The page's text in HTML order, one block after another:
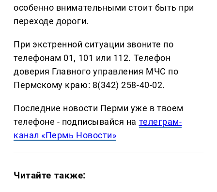
особенно внимательными стоит быть при
переходе дороги.
При экстренной ситуации звоните по
телефонам 01, 101 или 112. Телефон
доверия Главного управления МЧС по
Пермскому краю: 8(342) 258-40-02.
Последние новости Перми уже в твоем
телефоне - подписывайся на телеграм-
канал «Пермь Новости»
Читайте также: